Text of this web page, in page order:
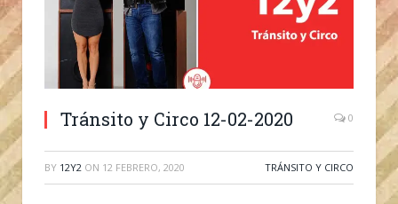
Tránsito y Circo 12-02-2020 0
BY 12Y2 ON 12 FEBRERO, 2020 TRÁNSITO Y CIRCO